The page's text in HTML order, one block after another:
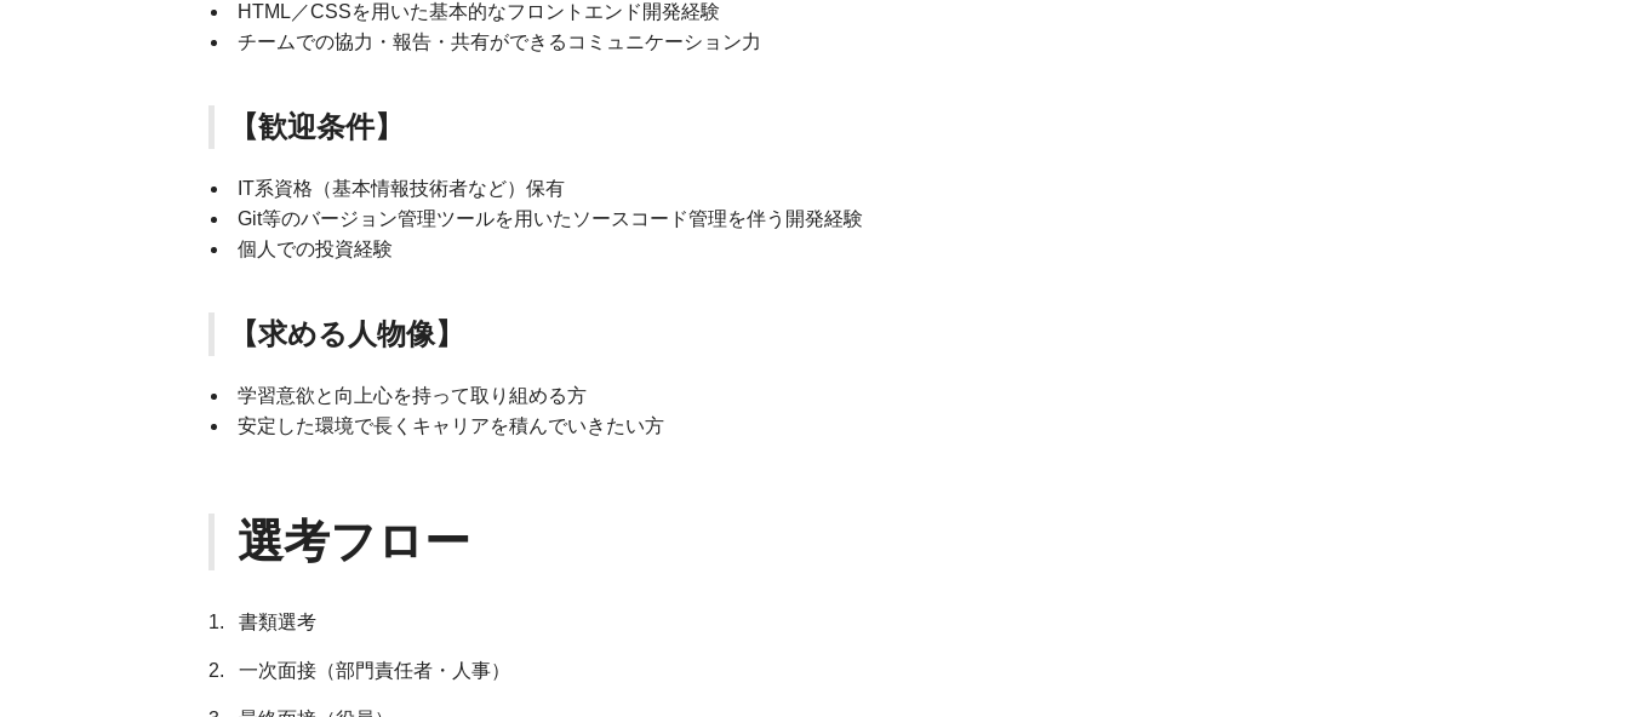
HTML／CSSを用いた基本的なフロントエンド開発経験
チームでの協力・報告・共有ができるコミュニケーション力
【歓迎条件】
IT系資格（基本情報技術者など）保有
Git等のバージョン管理ツールを用いたソースコード管理を伴う開発経験
個人での投資経験
【求める人物像】
学習意欲と向上心を持って取り組める方
安定した環境で長くキャリアを積んでいきたい方
選考フロー
1. 書類選考
2. 一次面接（部門責任者・人事）